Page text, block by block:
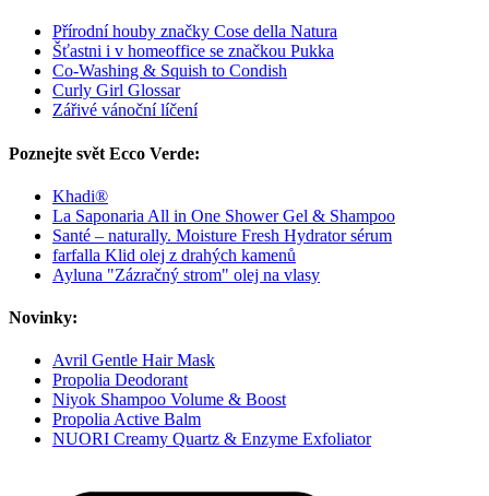
Přírodní houby značky Cose della Natura
Šťastni i v homeoffice se značkou Pukka
Co-Washing & Squish to Condish
Curly Girl Glossar
Zářivé vánoční líčení
Poznejte svět Ecco Verde:
Khadi®
La Saponaria All in One Shower Gel & Shampoo
Santé – naturally. Moisture Fresh Hydrator sérum
farfalla Klid olej z drahých kamenů
Ayluna "Zázračný strom" olej na vlasy
Novinky:
Avril Gentle Hair Mask
Propolia Deodorant
Niyok Shampoo Volume & Boost
Propolia Active Balm
NUORI Creamy Quartz & Enzyme Exfoliator